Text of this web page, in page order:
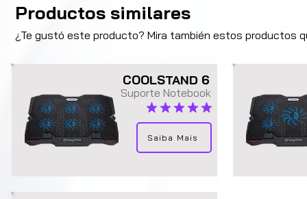
Productos similares
¿Te gustó este producto? Mira también estos productos
Suporte Notebook
la calificación promedio es 4.9 de 5
COOLSTAND 6
Saiba Mais